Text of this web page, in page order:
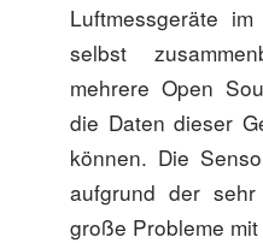
Luftmessgeräte
selbst
mehrere Open
die Daten dieser
können. Die
aufgrund der
große Probleme